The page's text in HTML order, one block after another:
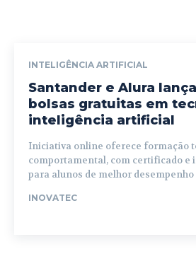
INTELIGÊNCIA ARTIFICIAL
Santander e Alura
bolsas gratuitas em
inteligência artificial
Iniciativa online oferece formação
comportamental, com certificado e
para alunos de melhor desempenho
INOVATEC